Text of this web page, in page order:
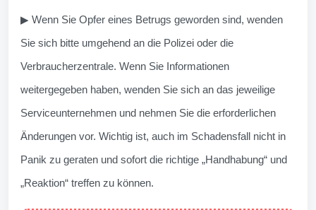
▶ Wenn Sie Opfer eines Betrugs geworden sind, wenden
Sie sich bitte umgehend an die Polizei oder die
Verbraucherzentrale. Wenn Sie Informationen
weitergegeben haben, wenden Sie sich an das jeweilige
Serviceunternehmen und nehmen Sie die erforderlichen
Änderungen vor. Wichtig ist, auch im Schadensfall nicht in
Panik zu geraten und sofort die richtige „Handhabung“ und
„Reaktion“ treffen zu können.